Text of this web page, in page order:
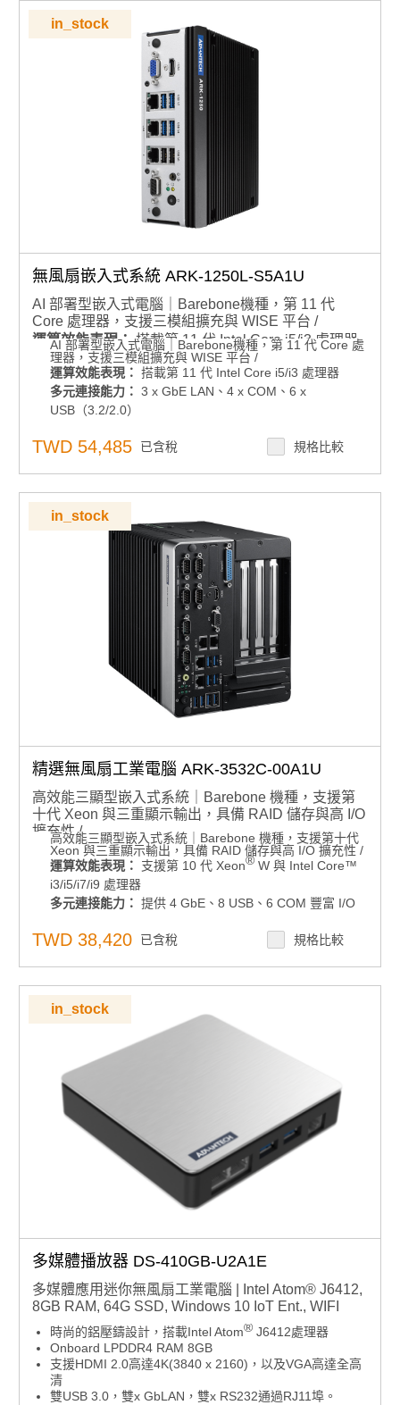
雙電源輸入，實現電源冗餘
in_stock
無風扇嵌入式系統 ARK-1250L-S5A1U
AI 部署型嵌入式電腦｜Barebone機種，第 11 代
Core 處理器，支援三模組擴充與 WISE 平台 /
運算效能表現：搭載第 11 代 Intel Core i5/i3 處理器
多元連接能力：3 x GbE LAN、4 x COM、6 x
USB（3.2/2.0）
彈性安裝與部署：
顯示輸出：支援 4K HDMI 與 VGA 雙顯示輸出
擴充能力：M.2 E-Key、M.2 B-Key、全尺寸 mPCIe
共用 mSATA
電源管理：12 ~ 24V 電源輸入
支援 WISE-DeviceOn 大規模部署
規格諮詢 / 案場規劃 / 交期確認請點此
AI 部署型嵌入式電腦｜Barebone機種，第 11 代 Core 處
理器，支援三模組擴充與 WISE 平台 /
運算效能表現： 搭載第 11 代 Intel Core i5/i3 處理器
多元連接能力： 3 x GbE LAN、4 x COM、6 x
USB（3.2/2.0）
環境適應性：-40 ~ 60°C 操作溫度
擴充能力：M.2 E-Key、M.2 B-Key、全尺寸 mPCIe 共
用 mSATA
12 ~ 24V 電源輸入
支援 WISE-DeviceOn 大規模部署
規格諮詢 / 案場規劃 / 交期確認請點此
TWD 54,485 已含稅 規格比較
in_stock
精選無風扇工業電腦 ARK-3532C-00A1U
高效能三顯型嵌入式系統｜Barebone 機種，支援第
十代 Xeon 與三重顯示輸出，具備 RAID 儲存與高 I/O
擴充性 /
運算效能表現：支援第 10 代 Xeon®W 與 Intel
Core™ i3/i5/i7/i9 處理器
多元連接能力：提供 4 GbE、8 USB、6 COM 豐富
I/O 配置
顯示輸出： 支援 VGA、HDMI 與選配顯示模組，三
最大 64GB
電源管理：12-36VDC 寬電壓輸入
儲存擴充彈性：提供 4 個 2.5 吋硬碟托架，支援 Intel
軟體 RAID
安全性機制：
產品諮詢服務：
規格諮詢 / 案場規劃 / 交期確認請點此
高效能三顯型嵌入式系統｜Barebone 機種，支援第十代
Xeon 與三重顯示輸出，具備 RAID 儲存與高 I/O 擴充性 /
運算效能表現：
支援第 10 代 Xeon® W 與 Intel Core™
i3/i5/i7/i9 處理器
多元連接能力： 提供 4 GbE、8 USB、6 COM 豐富 I/O
顯示輸出：支援 VGA、HDMI 與選配顯示模組，三重獨
64GB
電源管理：
12-36VDC 寬電壓輸入
提供 4 個 2.5 吋硬碟托架，支援 Intel 軟
安全性機制：
產品諮詢服務：
規格諮詢 / 案場規劃 / 交期確認請點此
TWD 38,420 已含稅 規格比較
in_stock
多媒體播放器 DS-410GB-U2A1E
多媒體應用迷你無風扇工業電腦 | Intel Atom® J6412,
8GB RAM, 64G SSD, Windows 10 IoT Ent., WIFI
時尚的鋁壓鑄設計，搭載Intel Atom® J6412處理器
Onboard LPDDR4 RAM 8GB
支援HDMI 2.0高達4K(3840 x 2160)，以及VGA高達全高
清
雙USB 3.0，雙x GbLAN，雙x RS232通過RJ11埠。